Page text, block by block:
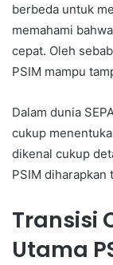
berbeda untuk
memahami
cepat. Oleh
PSIM mampu
Dalam dunia
cukup
dikenal cukup
PSIM diharapkan
Transisi
Utama